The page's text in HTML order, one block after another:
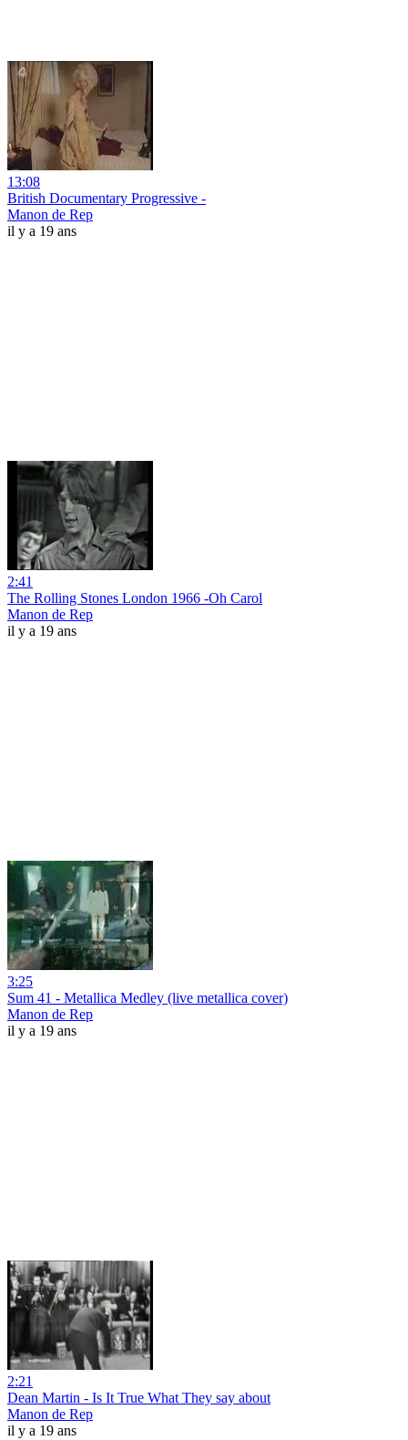
13:08
British Documentary Progressive -
Manon de Rep
il y a 19 ans
2:41
The Rolling Stones London 1966 -Oh Carol
Manon de Rep
il y a 19 ans
3:25
Sum 41 - Metallica Medley (live metallica cover)
Manon de Rep
il y a 19 ans
2:21
Dean Martin - Is It True What They say about
Manon de Rep
il y a 19 ans